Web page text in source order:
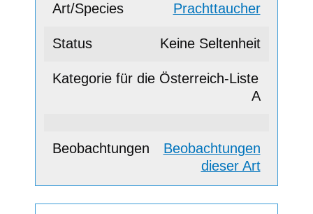
Prachttaucher
Keine Seltenheit
A
Beobachtungen
dieser Art